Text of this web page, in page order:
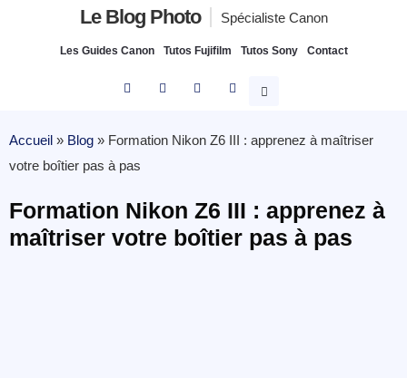
Le Blog Photo Spécialiste Canon
Les Guides Canon Tutos Fujifilm Tutos Sony Contact
Accueil » Blog » Formation Nikon Z6 III : apprenez à maîtriser
votre boîtier pas à pas
Formation Nikon Z6 III : apprenez à
maîtriser votre boîtier pas à pas